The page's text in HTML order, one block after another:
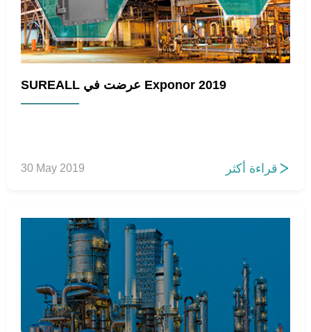
SUREALL عرضت في Exponor 2019
30 May 2019 قراءة أكثر 